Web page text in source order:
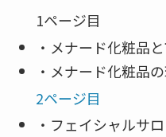
1ページ目
・メナード化粧品
・メナード化粧品
2ページ目
・フェイシャルサ